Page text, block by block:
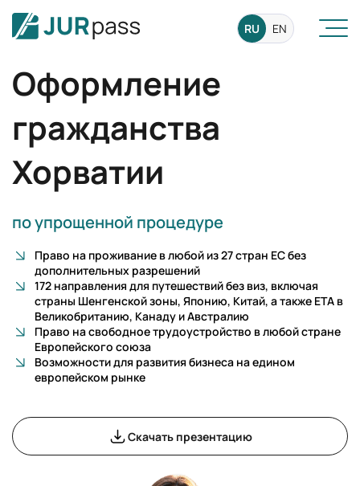
RU EN
Оформление
гражданства
Хорватии
по упрощенной процедуре
Право на проживание в любой из 27 стран ЕС без
дополнительных разрешений
172 направления для путешествий без виз, включая
страны Шенгенской зоны, Японию, Китай, а также ЕТА в
Великобританию, Канаду и Австралию
Право на свободное трудоустройство в любой стране
Европейского союза
Возможности для развития бизнеса на едином
европейском рынке
Скачать презентацию